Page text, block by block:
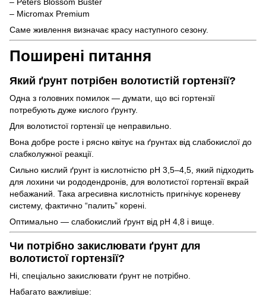
– Micromax Premium
Саме живлення визначає красу наступного сезону.
Поширені питання
Який ґрунт потрібен волотистій гортензії?
Одна з головних помилок — думати, що всі гортензії
потребують дуже кислого ґрунту.
Для волотистої гортензії це неправильно.
Вона добре росте і рясно квітує на ґрунтах від слабокислої до
слабколужної реакції.
Сильно кислий ґрунт із кислотністю pH 3,5–4,5, який підходить
для лохини чи рододендронів, для волотистої гортензії вкрай
небажаний. Така агресивна кислотність пригнічує кореневу
систему, фактично “палить” корені.
Оптимально — слабокислий ґрунт від pH 4,8 і вище.
Чи потрібно закислювати ґрунт для
волотистої гортензії?
Ні, спеціально закислювати ґрунт не потрібно.
Набагато важливіше: